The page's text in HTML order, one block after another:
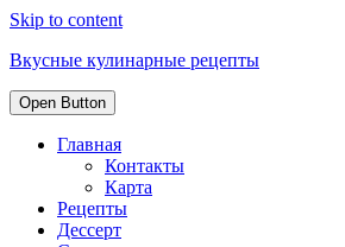
Skip to content
Вкусные кулинарные рецепты
Open Button
Главная
Контакты
Карта
Рецепты
Дессерт